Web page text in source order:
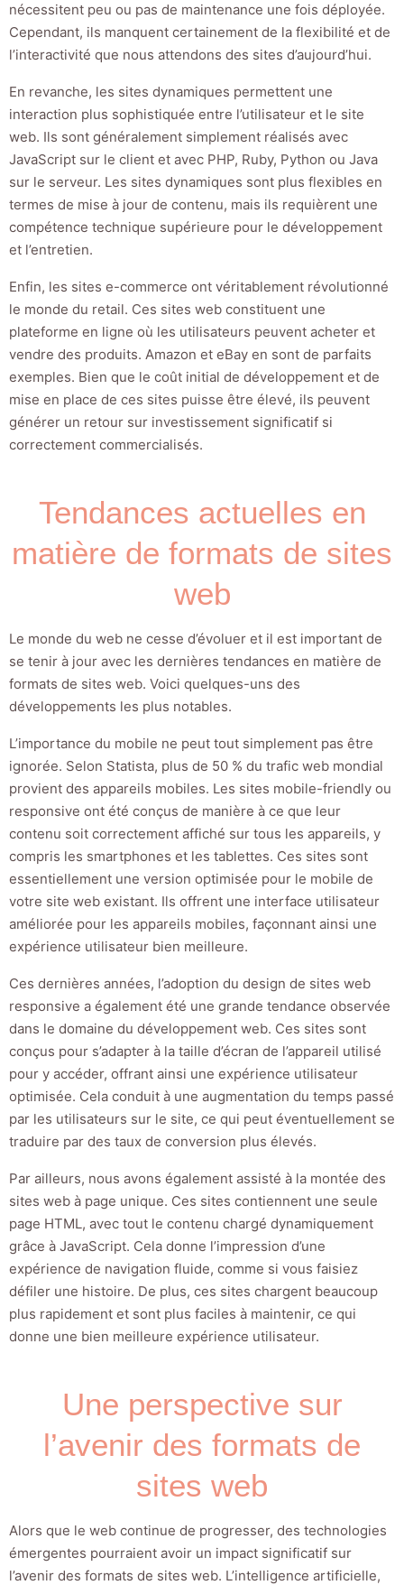
nécessitent peu ou pas de maintenance une fois déployée.
Cependant, ils manquent certainement de la flexibilité et de
l’interactivité que nous attendons des sites d’aujourd’hui.
En revanche, les sites dynamiques permettent une
interaction plus sophistiquée entre l’utilisateur et le site
web. Ils sont généralement simplement réalisés avec
JavaScript sur le client et avec PHP, Ruby, Python ou Java
sur le serveur. Les sites dynamiques sont plus flexibles en
termes de mise à jour de contenu, mais ils requièrent une
compétence technique supérieure pour le développement
et l’entretien.
Enfin, les sites e-commerce ont véritablement révolutionné
le monde du retail. Ces sites web constituent une
plateforme en ligne où les utilisateurs peuvent acheter et
vendre des produits. Amazon et eBay en sont de parfaits
exemples. Bien que le coût initial de développement et de
mise en place de ces sites puisse être élevé, ils peuvent
générer un retour sur investissement significatif si
correctement commercialisés.
Tendances actuelles en
matière de formats de sites
web
Le monde du web ne cesse d’évoluer et il est important de
se tenir à jour avec les dernières tendances en matière de
formats de sites web. Voici quelques-uns des
développements les plus notables.
L’importance du mobile ne peut tout simplement pas être
ignorée. Selon Statista, plus de 50 % du trafic web mondial
provient des appareils mobiles. Les sites mobile-friendly ou
responsive ont été conçus de manière à ce que leur
contenu soit correctement affiché sur tous les appareils, y
compris les smartphones et les tablettes. Ces sites sont
essentiellement une version optimisée pour le mobile de
votre site web existant. Ils offrent une interface utilisateur
améliorée pour les appareils mobiles, façonnant ainsi une
expérience utilisateur bien meilleure.
Ces dernières années, l’adoption du design de sites web
responsive a également été une grande tendance observée
dans le domaine du développement web. Ces sites sont
conçus pour s’adapter à la taille d’écran de l’appareil utilisé
pour y accéder, offrant ainsi une expérience utilisateur
optimisée. Cela conduit à une augmentation du temps passé
par les utilisateurs sur le site, ce qui peut éventuellement se
traduire par des taux de conversion plus élevés.
Par ailleurs, nous avons également assisté à la montée des
sites web à page unique. Ces sites contiennent une seule
page HTML, avec tout le contenu chargé dynamiquement
grâce à JavaScript. Cela donne l’impression d’une
expérience de navigation fluide, comme si vous faisiez
défiler une histoire. De plus, ces sites chargent beaucoup
plus rapidement et sont plus faciles à maintenir, ce qui
donne une bien meilleure expérience utilisateur.
Une perspective sur
l’avenir des formats de
sites web
Alors que le web continue de progresser, des technologies
émergentes pourraient avoir un impact significatif sur
l’avenir des formats de sites web. L’intelligence artificielle,